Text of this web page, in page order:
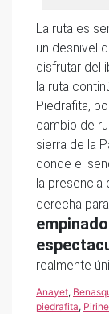
La ruta es
un desnivel
disfrutar del
la ruta
Piedrafita,
cambio de
sierra de la
donde el
la presencia
derecha
realmente
Anayet,
piedrafita,